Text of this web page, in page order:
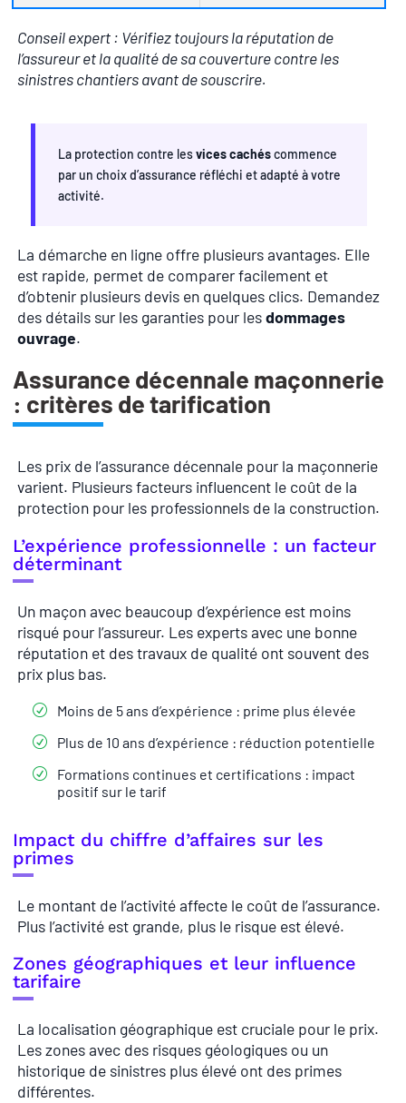
Conseil expert : Vérifiez toujours la réputation de
l’assureur et la qualité de sa couverture contre les
sinistres chantiers avant de souscrire.
La protection contre lesvices cachéscommence
par un choix d’assurance réfléchi et adapté à votre
activité.
La démarche en ligne offre plusieurs avantages. Elle
est rapide, permet de comparer facilement et
d’obtenir plusieurs devis en quelques clics. Demandez
des détails sur les garanties pour lesdommages
ouvrage.
Assurance décennale maçonnerie
: critères de tarification
Les prix de l’assurance décennale pour la maçonnerie
varient. Plusieurs facteurs influencent le coût de la
protection pour les professionnels de la construction.
L’expérience professionnelle : un facteur
déterminant
Un maçon avec beaucoup d’expérience est moins
risqué pour l’assureur. Les experts avec une bonne
réputation et des travaux de qualité ont souvent des
prix plus bas.
Moins de 5 ans d’expérience : prime plus élevée
Plus de 10 ans d’expérience : réduction potentielle
Formations continues et certifications : impact
positif sur le tarif
Impact du chiffre d’affaires sur les
primes
Le montant de l’activité affecte le coût de l’assurance.
Plus l’activité est grande, plus le risque est élevé.
Zones géographiques et leur influence
tarifaire
La localisation géographique est cruciale pour le prix.
Les zones avec des risques géologiques ou un
historique de sinistres plus élevé ont des primes
différentes.